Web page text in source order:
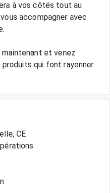
à vos côtés tout au
accompagner avec
et venez
qui font rayonner
CE